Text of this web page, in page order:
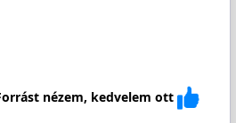
nézem, kedvelem ott